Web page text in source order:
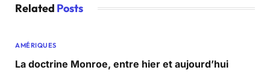
Related Posts
AMÉRIQUES
La doctrine Monroe, entre hier et aujourd’hui